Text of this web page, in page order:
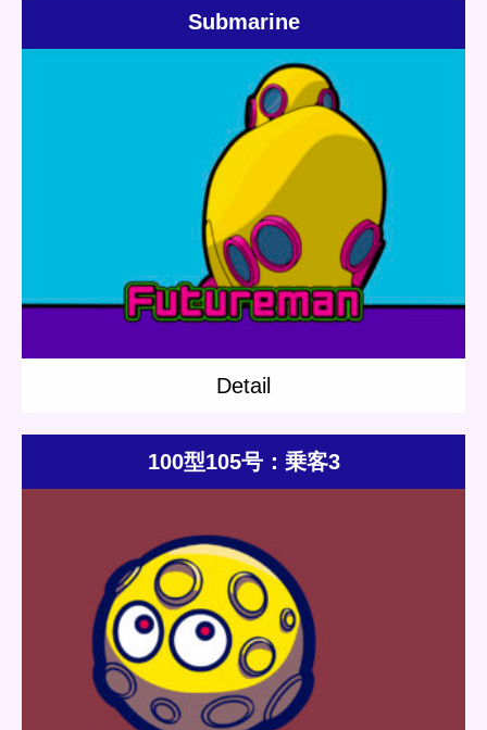
Submarine
Update:
Others Short story Mushroom Robo
Detail
100型105号：乗客3
Update:2021.04.25
Category:Others Short story Sinsaibashi Station
Detail